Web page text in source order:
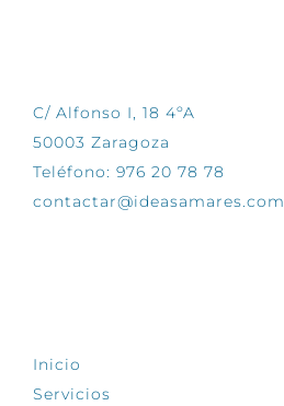
C/ Alfonso I, 18 4ºA
50003 Zaragoza
Teléfono: 976 20 78 78
contactar@ideasamares.com
Inicio
Servicios